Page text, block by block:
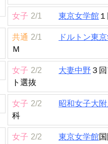
女子 2/1 東京女学館
共通 2/1 ドルトン東
Ｍ
女子 2/2 大妻中野 ３
ト選抜
女子 2/2 昭和女子大
科
女子 2/2 東京女学館